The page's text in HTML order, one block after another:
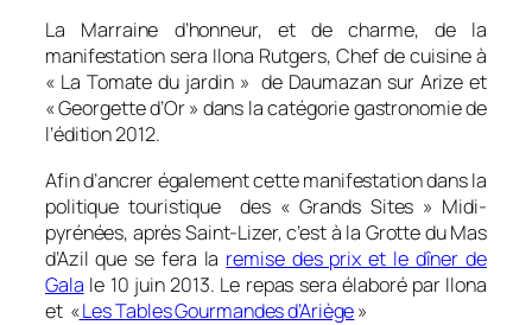
La Marraine d’honneur, et de charme, de la
manifestation sera Ilona Rutgers, Chef de cuisine à
« La Tomate du jardin» de Daumazan sur Arize et
«Georgette d’Or» dans la catégorie gastronomie de
l’édition 2012.
Afin d’ancrer également cette manifestation dans la
politique touristique des «Grands Sites » Midi-
pyrénées, après Saint-Lizer, c’est à la Grotte du Mas
d’Azil que se fera la remise des prix et le dîner de
Gala le 10 juin 2013. Le repas sera élaboré par Ilona
et «Les Tables Gourmandes d’Ariège»